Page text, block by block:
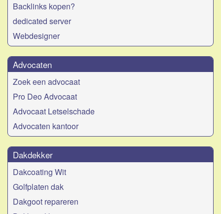
Backlinks kopen?
dedicated server
Webdesigner
Advocaten
Zoek een advocaat
Pro Deo Advocaat
Advocaat Letselschade
Advocaten kantoor
Dakdekker
Dakcoating Wit
Golfplaten dak
Dakgoot repareren